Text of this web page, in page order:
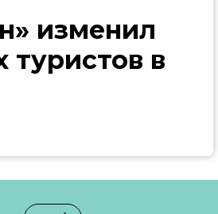
изменил
туристов в